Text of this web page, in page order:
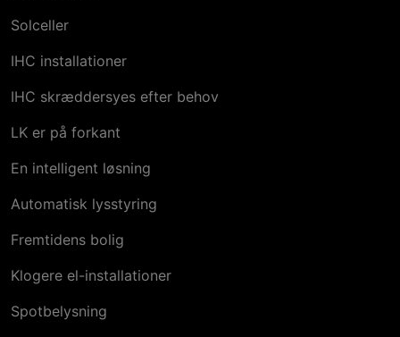
Solceller
IHC installationer
IHC skræddersyes efter behov
LK er på forkant
En intelligent løsning
Automatisk lysstyring
Fremtidens bolig
Klogere el-installationer
Spotbelysning